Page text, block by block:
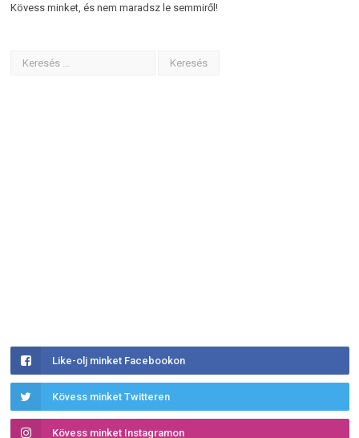
Kövess minket, és nem maradsz le semmiről!
Like-olj minket Facebookon
Kövess minket Twitteren
Kövess minket Instagramon